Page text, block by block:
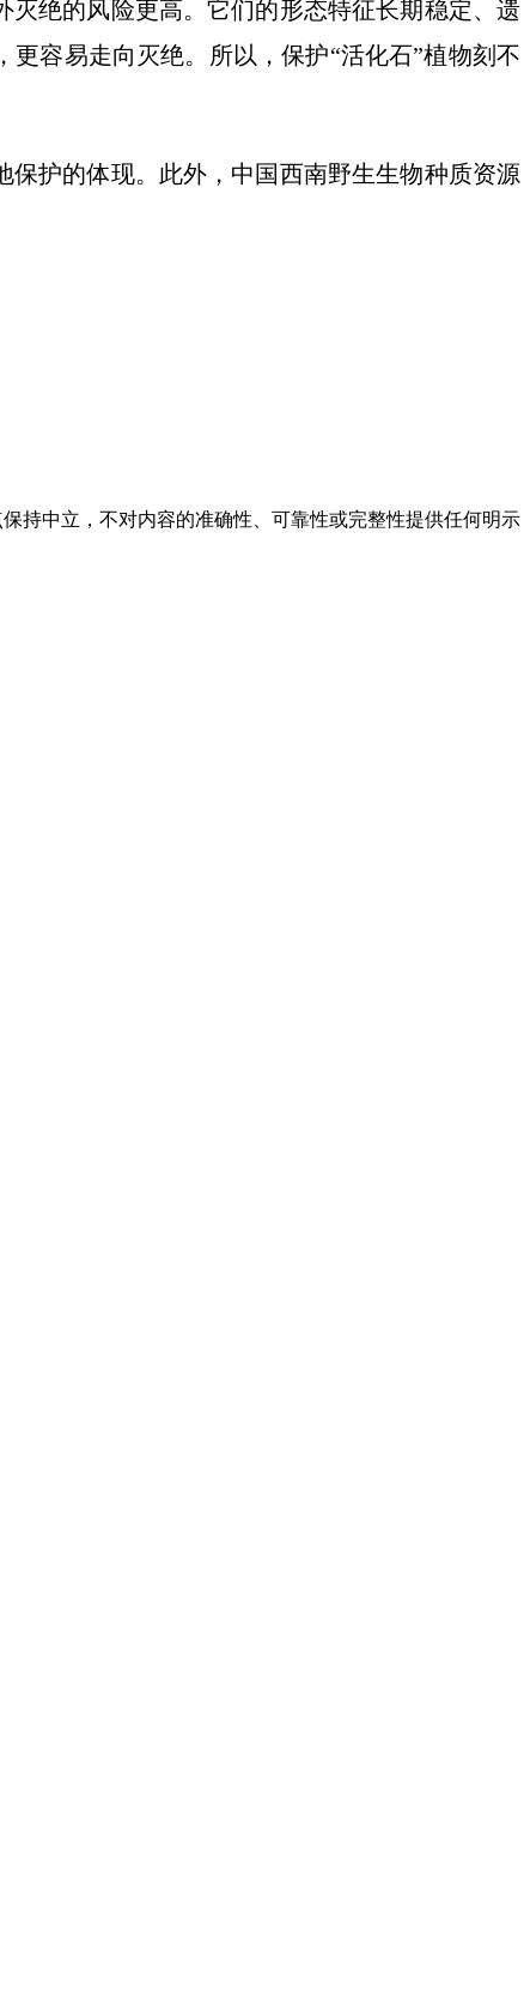
绝的风险更高。它们的形态特征长期稳定、遗
容易走向灭绝。所以，保护“活化石”植物刻不
护的体现。此外，中国西南野生生物种质资源
持中立，不对内容的准确性、可靠性或完整性提供任何明示